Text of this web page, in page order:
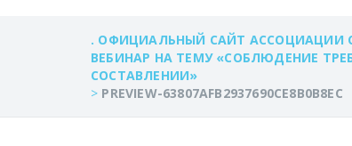
. ОФИЦИАЛЬНЫЙ САЙТ АССОЦИАЦИИ
ВЕБИНАР НА ТЕМУ «СОБЛЮДЕНИЕ
СОСТАВЛЕНИИ»
> PREVIEW-63807AFB2937690CE8B0B8EC